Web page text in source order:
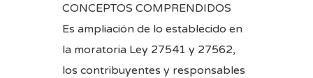
CONCEPTOS COMPRENDIDOS
Es ampliación de lo establecido en
la moratoria Ley 27541 y 27562,
los contribuyentes y responsables